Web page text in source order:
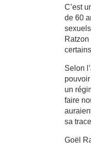
C’est
de 60
Selon
un
faire
sa
Goël